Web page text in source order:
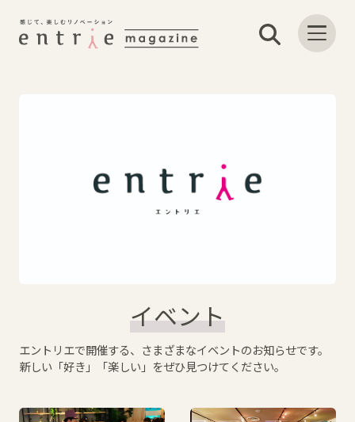
イベント
エントリエで開催する、さまざまなイベントのお知らせです。
新しい「好き」「楽しい」をぜひ見つけてください。